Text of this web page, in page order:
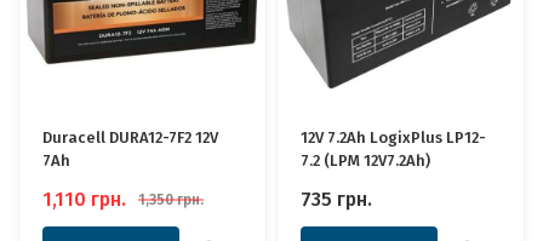
Duracell DURA12-7F2 12V
7Ah
1,110 грн. 1,350 грн.
12V 7.2Ah LogixPlus LP12-
7.2 (LPM 12V7.2Ah)
735 грн.